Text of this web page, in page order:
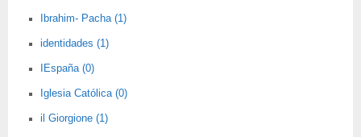
Ibrahim- Pacha (1)
identidades (1)
IEspaña (0)
Iglesia Católica (0)
il Giorgione (1)